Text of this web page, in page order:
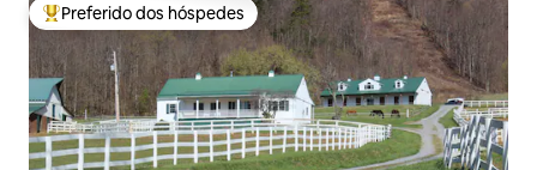
Entre os melhores preferidos dos hóspedes
Preferido dos hóspedes